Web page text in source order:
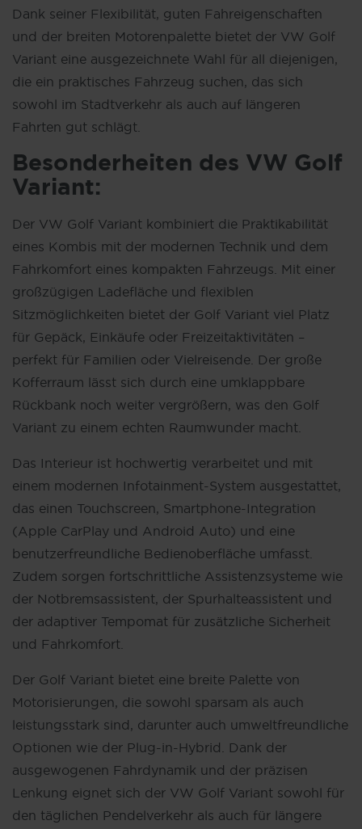
Dank seiner Flexibilität, guten Fahreigenschaften
und der breiten Motorenpalette bietet der VW Golf
Variant eine ausgezeichnete Wahl für all diejenigen,
die ein praktisches Fahrzeug suchen, das sich
sowohl im Stadtverkehr als auch auf längeren
Fahrten gut schlägt.
Besonderheiten des VW Golf
Variant:
Der VW Golf Variant kombiniert die Praktikabilität
eines Kombis mit der modernen Technik und dem
Fahrkomfort eines kompakten Fahrzeugs. Mit einer
großzügigen Ladefläche und flexiblen
Sitzmöglichkeiten bietet der Golf Variant viel Platz
für Gepäck, Einkäufe oder Freizeitaktivitäten –
perfekt für Familien oder Vielreisende. Der große
Kofferraum lässt sich durch eine umklappbare
Rückbank noch weiter vergrößern, was den Golf
Variant zu einem echten Raumwunder macht.
Das Interieur ist hochwertig verarbeitet und mit
einem modernen Infotainment-System ausgestattet,
das einen Touchscreen, Smartphone-Integration
(Apple CarPlay und Android Auto) und eine
benutzerfreundliche Bedienoberfläche umfasst.
Zudem sorgen fortschrittliche Assistenzsysteme wie
der Notbremsassistent, der Spurhalteassistent und
der adaptiver Tempomat für zusätzliche Sicherheit
und Fahrkomfort.
Der Golf Variant bietet eine breite Palette von
Motorisierungen, die sowohl sparsam als auch
leistungsstark sind, darunter auch umweltfreundliche
Optionen wie der Plug-in-Hybrid. Dank der
ausgewogenen Fahrdynamik und der präzisen
Lenkung eignet sich der VW Golf Variant sowohl für
den täglichen Pendelverkehr als auch für längere